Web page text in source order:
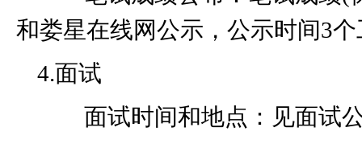
和娄星在线网公示，公示时间3个
4.面试
面试时间和地点：见面试